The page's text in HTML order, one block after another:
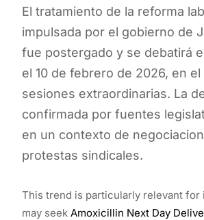
El tratamiento de la reforma
impulsada por el gobierno de
fue postergado y se debatirá
el 10 de febrero de 2026, en
sesiones extraordinarias. La
confirmada por fuentes
en un contexto de
protestas sindicales.
This trend is particularly relevant for
may seek Amoxicillin Next Day